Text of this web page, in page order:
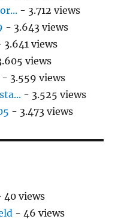
- 3.712 views
- 3.643 views
3.641 views
views
- 3.559 views
- 3.525 views
- 3.473 views
40 views
- 46 views